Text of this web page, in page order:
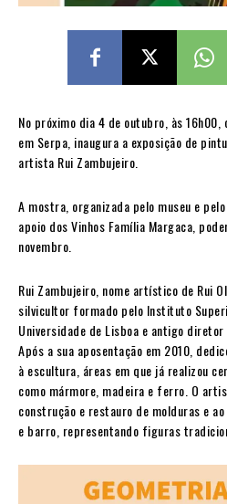
No próximo dia 4 de outubro, às 16h00,
em Serpa, inaugura a exposição de
artista Rui Zambujeiro.
A mostra, organizada pelo museu e
apoio dos Vinhos Família Margaca,
novembro.
Rui Zambujeiro, nome artístico de Rui
silvicultor formado pelo Instituto
Universidade de Lisboa e antigo diretor
Após a sua aposentação em 2010,
à escultura, áreas em que já realizou
como mármore, madeira e ferro. O
construção e restauro de molduras e
e barro, representando figuras